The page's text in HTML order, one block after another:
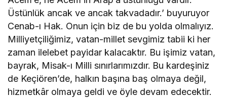
Üstünlük ancak ve ancak takvadadır.’ buyuruyor
Cenab-ı Hak. Onun için biz de bu yolda olmalıyız.
Milliyetçiliğimiz, vatan-millet sevgimiz tabii ki her
zaman ilelebet payidar kalacaktır. Bu işimiz vatan,
bayrak, Misak-ı Milli sınırlarımızdır. Bu kardeşiniz
de Keçiören’de, halkın başına baş olmaya değil,
hizmetkâr olmaya geldi ve öyle devam edecektir.